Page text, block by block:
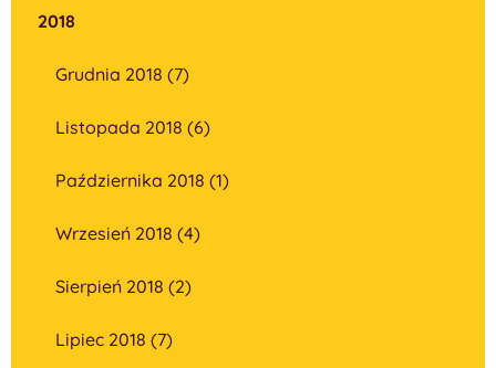
2018
Grudnia 2018 (7)
Listopada 2018 (6)
Października 2018 (1)
Wrzesień 2018 (4)
Sierpień 2018 (2)
Lipiec 2018 (7)